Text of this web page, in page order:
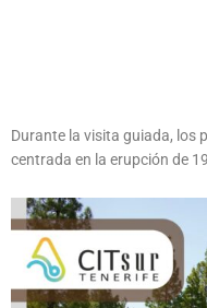
Durante la visita guiada, los
centrada en la erupción de